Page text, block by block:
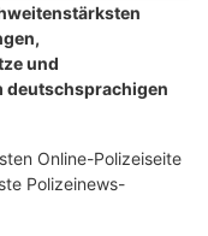
und
deutschsprachigen
Online-Polizeiseite
Polizeinews-